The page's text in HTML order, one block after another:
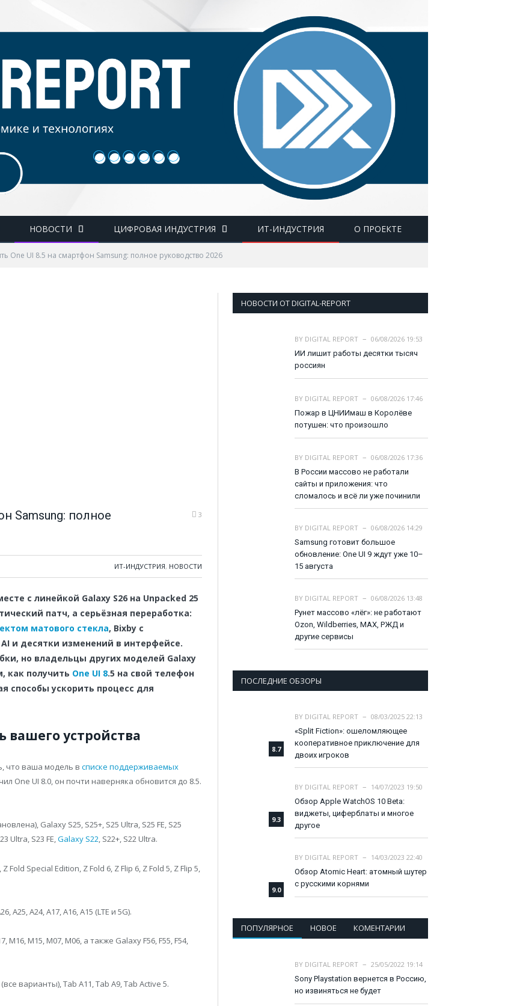
НОВОСТИ ЦИФРОВАЯ ИНДУСТРИЯ ИТ-ИНДУСТРИЯ О ПРОЕКТЕ
One UI 8.5 на смартфон Samsung: полное руководство 2026
Samsung: полное
3
ИТ-ИНДУСТРИЯ, НОВОСТИ
с линейкой Galaxy S26 на Unpacked 25
патч, а серьёзная переработка:
матового стекла, Bixby с
и десятки изменений в интерфейсе.
но владельцы других моделей Galaxy
как получить One UI 8.5 на свой телефон
способы ускорить процесс для
вашего устройства
что ваша модель в списке поддерживаемых
One UI 8.0, он почти наверняка обновится до 8.5.
Galaxy S25, S25+, S25 Ultra, S25 FE, S25
Ultra, S23 FE,Galaxy S22, S22+, S22 Ultra.
Fold Special Edition, Z Fold 6, Z Flip 6, Z Fold 5, Z Flip 5,
A25, A24, A17, A16, A15 (LTE и 5G).
M16, M15, M07, M06, а также Galaxy F56, F55, F54,
варианты), Tab A11, Tab A9, Tab Active 5.
НОВОСТИ ОТ DIGITAL-REPORT
BY DIGITAL REPORT
06/08/2026 19:53
ИИ лишит работы десятки тысяч
россиян
BY DIGITAL REPORT
06/08/2026 17:46
Пожар в ЦНИИмаш в Королёве
потушен: что произошло
BY DIGITAL REPORT
06/08/2026 17:36
В России массово не работали
сайты и приложения: что
сломалось и всё ли уже починили
BY DIGITAL REPORT
06/08/2026 14:29
Samsung готовит большое
обновление: One UI 9 ждут уже 10–
15 августа
BY DIGITAL REPORT
06/08/2026 13:48
Рунет массово «лёг»: не работают
Ozon, Wildberries, MAX, РЖД и
другие сервисы
ПОСЛЕДНИЕ ОБЗОРЫ
8.7
BY DIGITAL REPORT
08/03/2025 22:13
«Split Fiction»: ошеломляющее
кооперативное приключение для
двоих игроков
9.3
BY DIGITAL REPORT
14/07/2023 19:50
Обзор Apple WatchOS 10 Beta:
виджеты, циферблаты и многое
другое
9.0
BY DIGITAL REPORT
14/03/2023 22:40
Обзор Atomic Heart: атомный шутер
с русскими корнями
ПОПУЛЯРНОЕ НОВОЕ КОМЕНТАРИИ
BY DIGITAL REPORT
25/05/2022 19:14
Sony Playstation вернется в Россию,
но извиняться не будет